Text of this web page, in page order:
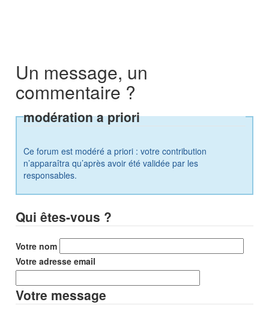
Un message, un
commentaire ?
modération a priori
Ce forum est modéré a priori : votre contribution
n’apparaîtra qu’après avoir été validée par les
responsables.
Qui êtes-vous ?
Votre nom
Votre adresse email
Votre message